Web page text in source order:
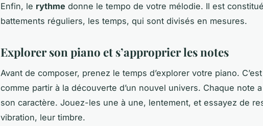
Enfin, le rythme donne le tempo de votre mélodie. Il est
battements réguliers, les temps, qui sont divisés en mesures.
Explorer son piano et s’approprier les notes
Avant de composer, prenez le temps d’explorer votre piano.
comme partir à la découverte d’un nouvel univers. Chaque note
son caractère. Jouez-les une à une, lentement, et essayez de
vibration, leur timbre.